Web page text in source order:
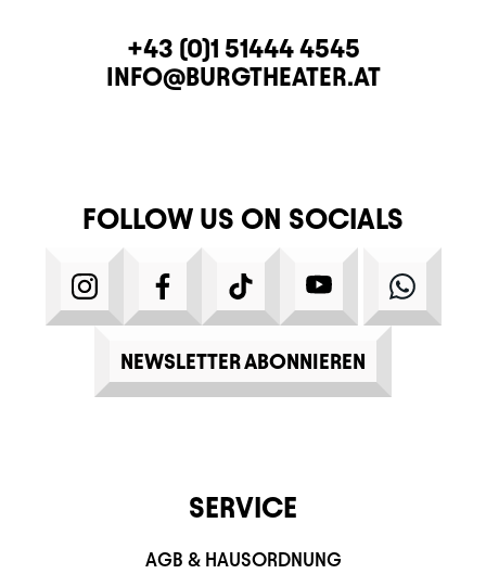
CONTACTTELEPHONE
+43 (0)1 51444 4545
E-MAIL
INFO@BURGTHEATER.AT
FOLLOW US ON SOCIALS
INSTAGRAMFACEBOOKTIKTOK YOUTUBE
NEWSLETTER ABONNIEREN
SERVICE
AGB & HAUSORDNUNG